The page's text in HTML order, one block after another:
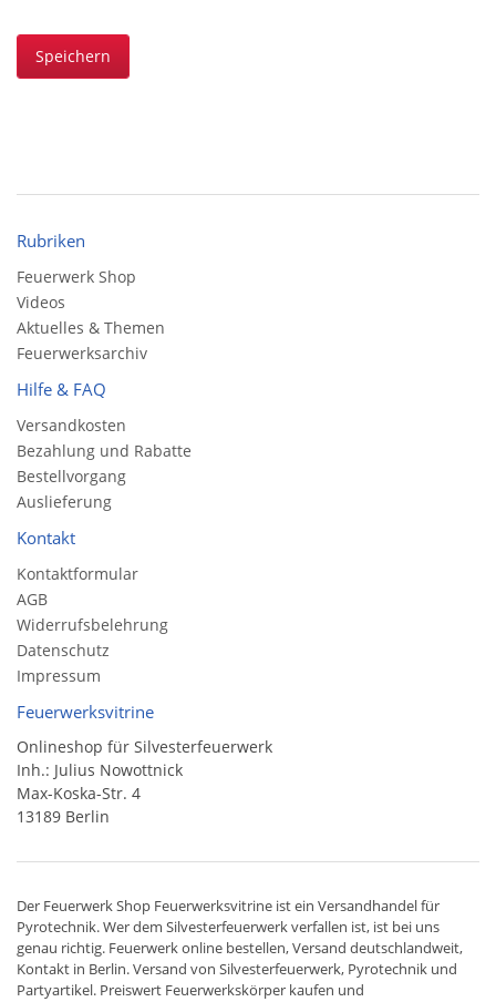
Speichern
Rubriken
Feuerwerk Shop
Videos
Aktuelles & Themen
Feuerwerksarchiv
Hilfe & FAQ
Versandkosten
Bezahlung und Rabatte
Bestellvorgang
Auslieferung
Kontakt
Kontaktformular
AGB
Widerrufsbelehrung
Datenschutz
Impressum
Feuerwerksvitrine
Onlineshop für Silvesterfeuerwerk
Inh.: Julius Nowottnick
Max-Koska-Str. 4
13189 Berlin
Der Feuerwerk Shop Feuerwerksvitrine ist ein Versandhandelfür
Pyrotechnik. Wer dem Silvesterfeuerwerk verfallen ist, ist bei uns
genau richtig. Feuerwerk online bestellen,Versand deutschlandweit,
Kontakt in Berlin. Versand von Silvesterfeuerwerk, Pyrotechnik und
Partyartikel. Preiswert Feuerwerkskörper kaufen und